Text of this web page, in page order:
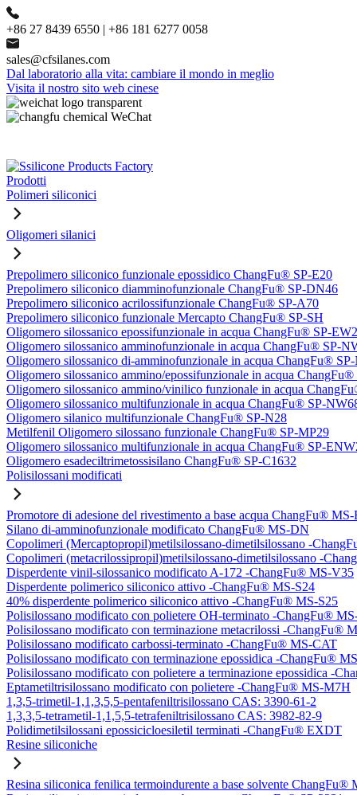
+86 27 8439 6550 | +86 181 6277 0058
sales@cfsilanes.com
Dal laboratorio alla vita: cambiare il mondo in meglio
Visita il nostro sito web cinese
Prodotti
Polimeri siliconici
Oligomeri silanici
Prepolimero siliconico funzionale epossidico ChangFu® SP-E20
Prepolimero siliconico diamminofunzionale ChangFu® SP-DN46
Prepolimero siliconico acrilossifunzionale ChangFu® SP-A70
Prepolimero siliconico funzionale Mercapto ChangFu® SP-SH
Oligomero silossanico epossifunzionale in acqua ChangFu® SP-
Oligomero silossanico amminofunzionale in acqua ChangFu® SP-
Oligomero silossanico di-amminofunzionale in acqua ChangFu®
Oligomero silossanico ammino/epossifunzionale in acqua
Oligomero silossanico ammino/vinilico funzionale in acqua
Oligomero silossanico multifunzionale in acqua ChangFu® SP-
Oligomero silanico multifunzionale ChangFu® SP-N28
Metilfenil Oligomero silossano funzionale ChangFu® SP-MP29
Oligomero silossanico multifunzionale in acqua ChangFu® SP-
Oligomero esadeciltrimetossisilano ChangFu® SP-C1632
Polisilossani modificati
Promotore di adesione del rivestimento a base acqua ChangFu® MS-
Silano di-amminofunzionale modificato ChangFu® MS-DN
Copolimeri (Mercaptopropil)metilsilossano-dimetilsilossano -
Copolimeri (metacrilossipropil)metilsilossano-dimetilsilossano -
Disperdente vinil-silossanico modificato A-172 -ChangFu® MS-V35
Disperdente polimerico siliconico attivo -ChangFu® MS-S24
40% disperdente polimerico siliconico attivo -ChangFu® MS-S25
Polisilossano modificato con polietere OH-terminato -ChangFu®
Polisilossano modificato con terminazione metacrilossi -ChangFu®
Polisilossano modificato carbossi-terminato -ChangFu® MS-CAT
Polisilossano modificato con terminazione epossidica -ChangFu®
Polisilossano modificato con polietere a terminazione epossidica -
Eptametiltrisilossano modificato con polietere -ChangFu® MS-M7H
1,3,5-trimetil-1,1,3,5,5-pentafeniltrisilossano CAS: 3390-61-2
1,3,3,5-tetrametil-1,1,5,5-tetrafeniltrisilossano CAS: 3982-82-9
Polidimetilsilossani epossicicloesiletil terminati -ChangFu® EXDT
Resine siliconiche
Resina siliconica fenilica termoindurente a base solvente ChangFu®